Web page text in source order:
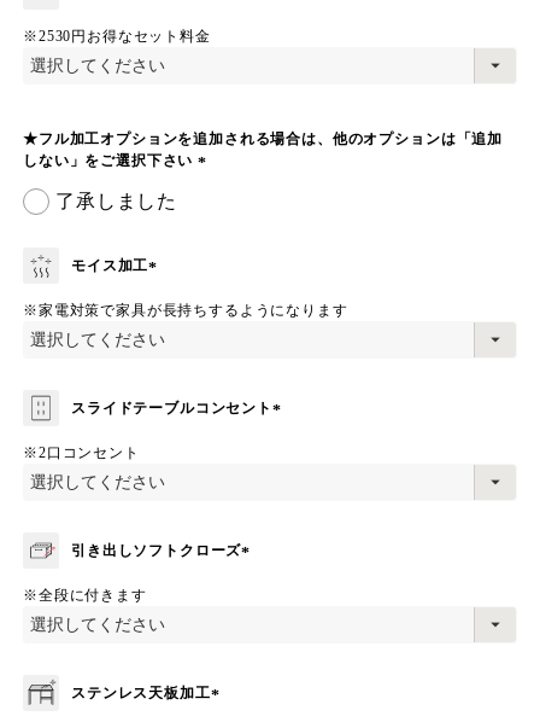
必
※2530円お得なセット料金
★フル加工オプションを追加される場合は、他のオプションは「追加
しない」をご選択下さい
了承しました
モイス加工
必
須
※家電対策で家具が長持ちするようになります
スライドテーブルコンセント
※2口コンセント
引き出しソフトクローズ
※全段に付きます
ステンレス天板加工